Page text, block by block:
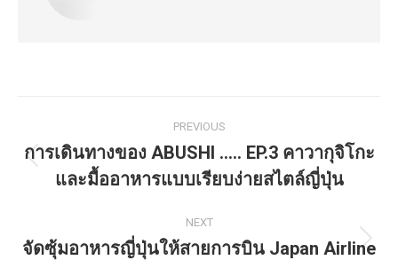
navigation
PREVIOUS
post:
การเดินทางของ ABUSHI ….. EP.3 คาวากุจิโกะ
และมื้ออาหารแบบเรียบง่ายสไตล์ญี่ปุ่น
NEXT
Next
จัดซุ้มอาหารญี่ปุ่นให้สายการบิน Japan Airline